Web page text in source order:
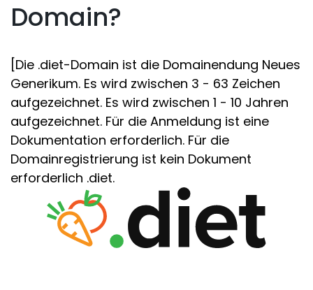
Domain?
[Die .diet-Domain ist die Domainendung Neues
Generikum. Es wird zwischen 3 - 63 Zeichen
aufgezeichnet. Es wird zwischen 1 - 10 Jahren
aufgezeichnet. Für die Anmeldung ist eine
Dokumentation erforderlich. Für die
Domainregistrierung ist kein Dokument
erforderlich .diet.